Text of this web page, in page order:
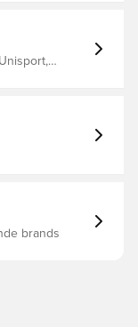
brands